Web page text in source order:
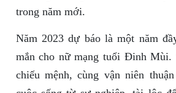
trong năm mới.
Năm 2023 dự báo là một năm
mắn cho nữ mạng tuổi Đinh
chiếu mệnh, cùng vận niên